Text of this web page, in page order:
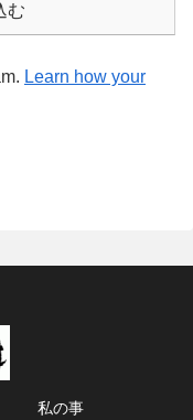
む
Learn how your
私の事